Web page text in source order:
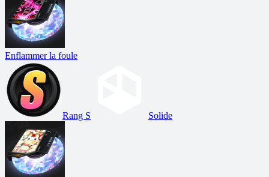
Enflammer la foule
Rang S Solide